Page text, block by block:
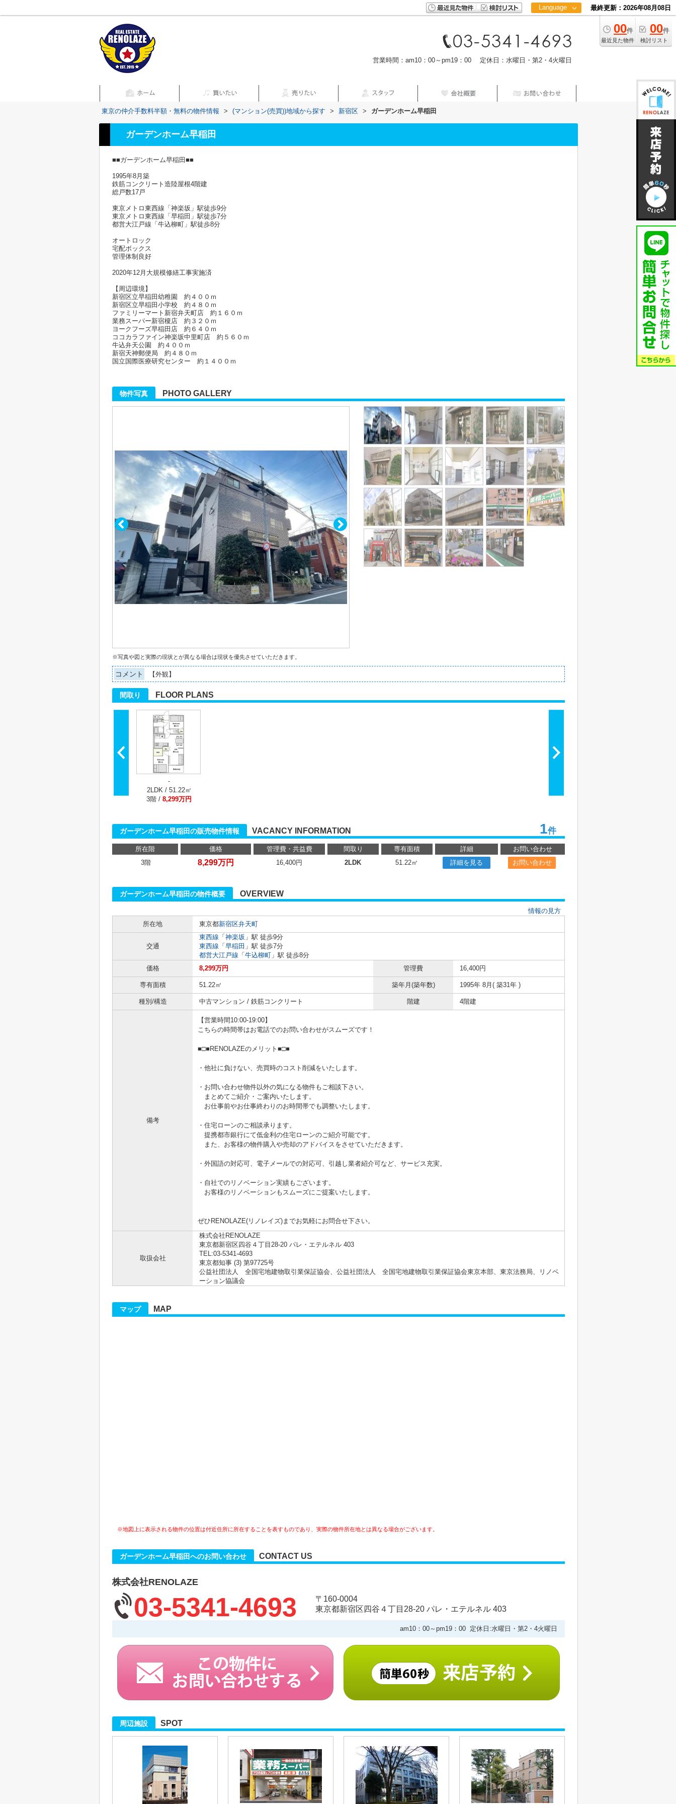
Language
中文
最終更新：2026年08月08日
00件
最近見た物件
00件
検討リスト
営業時間：am10：00～pm19：00 定休日：水曜日・第2・4火曜日
東京の仲介手数料半額・無料の物件情報 > (マンション(売買))地域から探す > 新宿区 > ガーデンホーム早稲田
ガーデンホーム早稲田
■■ガーデンホーム早稲田■■
1995年8月築
鉄筋コンクリート造陸屋根4階建
総戸数17戸
東京メトロ東西線「神楽坂」駅徒歩9分
東京メトロ東西線「早稲田」駅徒歩7分
都営大江戸線「牛込柳町」駅徒歩8分
オートロック
宅配ボックス
管理体制良好
2020年12月大規模修繕工事実施済
【周辺環境】
新宿区立早稲田幼稚園 約４００ｍ
新宿区立早稲田小学校 約４８０ｍ
ファミリーマート新宿弁天町店 約１６０ｍ
業務スーパー新宿榎店 約３２０ｍ
ヨークフーズ早稲田店 約６４０ｍ
ココカラファイン神楽坂中里町店 約５６０ｍ
牛込弁天公園 約４００ｍ
新宿天神郵便局 約４８０ｍ
国立国際医療研究センター 約１４００ｍ
物件写真 PHOTO GALLERY
※写真や図と実際の現状とが異なる場合は現状を優先させていただきます。
コメント 【外観】
間取り FLOOR PLANS
-
2LDK / 51.22㎡
3階 / 8,299万円
ガーデンホーム早稲田の販売物件情報 VACANCY INFORMATION 1件
所在階 価格 管理費・共益費 間取り 専有面積 詳細
お問い合わせ
3階
8,299万円 16,400円 2LDK 51.22㎡ 詳細を見る お問い合わせ
ガーデンホーム早稲田の物件概要 OVERVIEW
情報の見方
所在地
東京都新宿区弁天町
交通
東西線 「 神楽坂 」駅 徒歩9分
東西線 「 早稲田 」駅 徒歩7分
都営大江戸線 「 牛込柳町 」駅 徒歩8分
価格
8,299万円 管理費 16,400円
専有面積 51.22㎡ 築年月(築年数) 1995年 8月( 築31年 )
種別/構造 中古マンション / 鉄筋コンクリート 階建 4階建
備考
【営業時間10:00-19:00】
こちらの時間帯はお電話でのお問い合わせがスムーズです！
■□■RENOLAZEのメリット■□■
・他社に負けない、売買時のコスト削減をいたします。
・お問い合わせ物件以外の気になる物件もご相談下さい。
まとめてご紹介・ご案内いたします。
お仕事前やお仕事終わりのお時間帯でも調整いたします。
・住宅ローンのご相談承ります。
提携都市銀行にて低金利の住宅ローンのご紹介可能です。
また、お客様の物件購入や売却のアドバイスをさせていただきます。
・外国語の対応可、電子メールでの対応可、引越し業者紹介可など、サービス充実。
・自社でのリノベーション実績もございます。
お客様のリノベーションもスムーズにご提案いたします。
ぜひRENOLAZE(リノレイズ)までお気軽にお問合せ下さい。
取扱会社
株式会社RENOLAZE
東京都新宿区四谷４丁目28-20 パレ・エテルネル 403
TEL:03-5341-4693
東京都知事 (3) 第97725号
公益社団法人 全国宅地建物取引業保証協会、公益社団法人 全国宅地建物取引業保証協会東京本部、東京法務局、リノベ
ーション協議会
マップ MAP
※地図上に表示される物件の位置は付近住所に所在することを表すものであり、実際の物件所在地とは異なる場合がございます。
ガーデンホーム早稲田へのお問い合わせ CONTACT US
株式会社RENOLAZE
03-5341-4693
〒160-0004
東京都新宿区四谷４丁目28-20 パレ・エテルネル 403
am10：00～pm19：00 定休日:水曜日・第2・4火曜日
周辺施設 SPOT